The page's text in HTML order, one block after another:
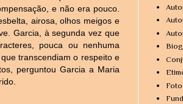
e não era pouco.
airosa, olhos meigos e
Garcia, à segunda vez que
pouca ou nenhuma
transcendiam o respeito e
perguntou Garcia a Maria